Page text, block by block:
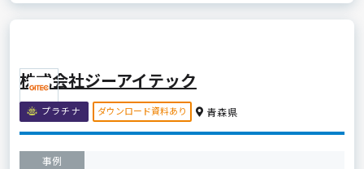
株式会社ジーアイテック
プラチナ ダウンロード資料あり 青森県
事例